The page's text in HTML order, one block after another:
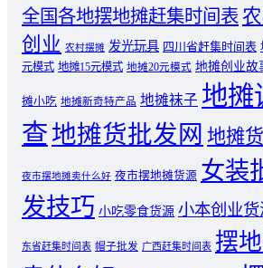
全国各地摆地摊赶集时间表
创业 农村摆摊 发光玩具 四川省赶集时间表
元模式 地摊15元模式 地摊20元模式 地摊创业故
摊小吃 地摊新奇特产品 地摊袜子 地摊
查地摊货批发网 地摊
夜市摆地摊卖什么好 夜市摆地摊货源 女装
发技巧 小吃零食货源 小本创业货
东省赶集时间表 帽子批发 广西赶集时间表 摆